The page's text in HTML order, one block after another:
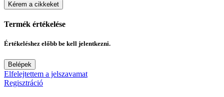
Kérem a cikkeket
Termék értékelése
Értékeléshez előbb be kell jelentkezni.
Belépek
Elfelejtettem a jelszavamat
Regisztráció